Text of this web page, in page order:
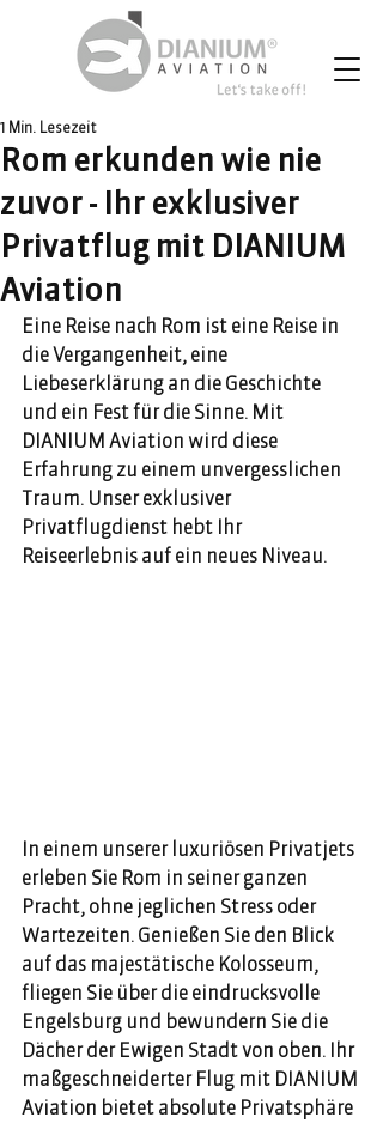
Rom erkunden wie nie
zuvor - Ihr exklusiver
Privatflug mit DIANIUM
Aviation
1 Min. Lesezeit
Eine Reise nach Rom ist eine Reise in
die Vergangenheit, eine
Liebeserklärung an die Geschichte
und ein Fest für die Sinne. Mit
DIANIUM Aviation wird diese
Erfahrung zu einem unvergesslichen
Traum. Unser exklusiver
Privatflugdienst hebt Ihr
Reiseerlebnis auf ein neues Niveau.
In einem unserer luxuriösen Privatjets
erleben Sie Rom in seiner ganzen
Pracht, ohne jeglichen Stress oder
Wartezeiten. Genießen Sie den Blick
auf das majestätische Kolosseum,
fliegen Sie über die eindrucksvolle
Engelsburg und bewundern Sie die
Dächer der Ewigen Stadt von oben. Ihr
maßgeschneiderter Flug mit DIANIUM
Aviation bietet absolute Privatsphäre